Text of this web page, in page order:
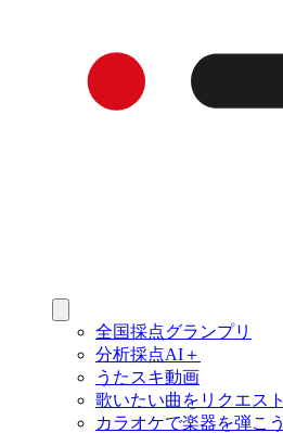
全国採点グランプリ
分析採点AI＋
うたスキ動画
歌いたい曲をリクエスト
カラオケで楽器を弾こう